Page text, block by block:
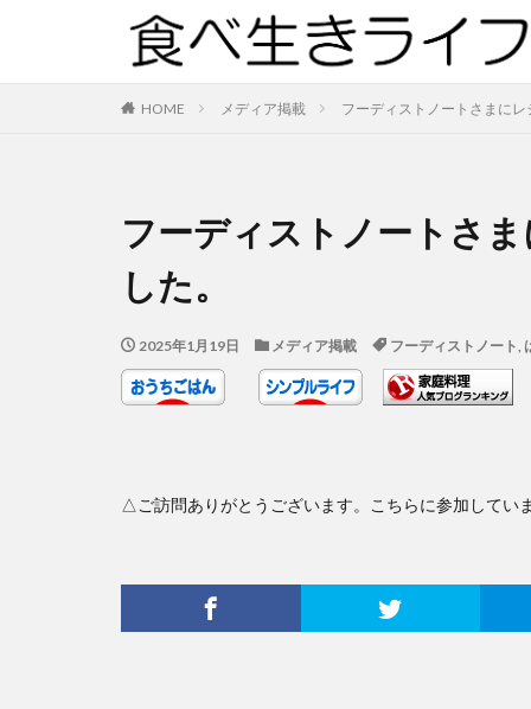
HOME メディア掲載 フーディストノートさまに
フーディストノートさ
した。
2025年1月19日 メディア掲載 フーディストノート,
△ご訪問ありがとうございます。こちらに参加してい